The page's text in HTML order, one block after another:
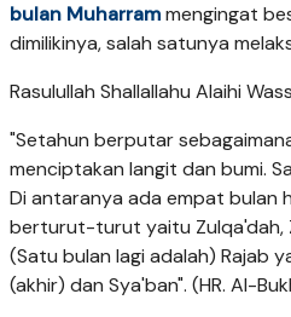
bulan Muharrammengingat
dimilikinya, salah satunya
Rasulullah Shallallahu Alaihi
"Setahun berputar
menciptakan langit dan bumi.
Di antaranya ada empat bulan
berturut-turut yaitu Zulqa'dah,
(Satu bulan lagi adalah) Rajab
(akhir) dan Sya'ban". (HR. Al-